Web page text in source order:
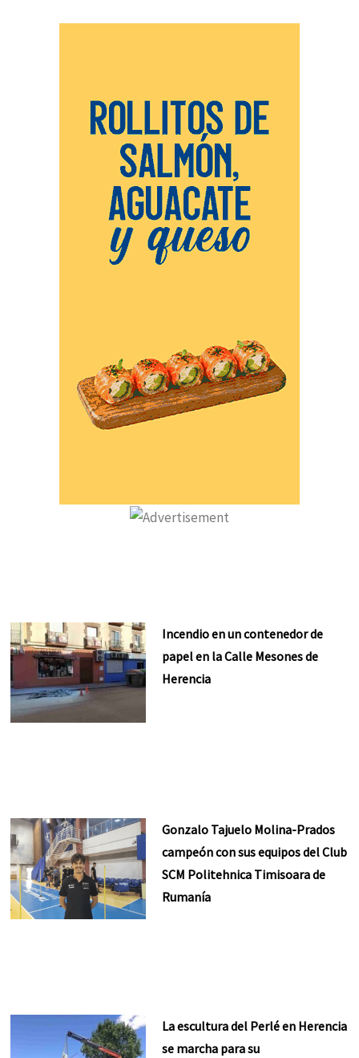
Incendio en un contenedor de
papel en la Calle Mesones de
Herencia
Gonzalo Tajuelo Molina-Prados
campeón con sus equipos del Club
SCM Politehnica Timisoara de
Rumanía
La escultura del Perlé en Herencia
se marcha para su